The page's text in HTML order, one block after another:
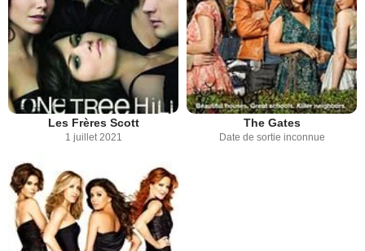
Les Frères Scott
1 juillet 2021
The Gates
Date de sortie inconnue